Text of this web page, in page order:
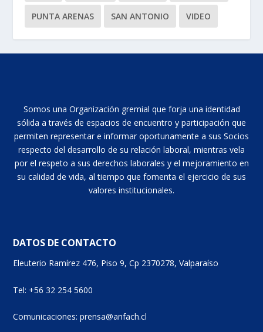
PUNTA ARENAS SAN ANTONIO VIDEO
Somos una Organización gremial que forja una identidad
sólida a través de espacios de encuentro y participación que
permiten representar e informar oportunamente a sus Socios
respecto del desarrollo de su relación laboral, mientras vela
por el respeto a sus derechos laborales y el mejoramiento en
su calidad de vida, al tiempo que fomenta el ejercicio de sus
valores institucionales.
DATOS DE CONTACTO
Eleuterio Ramírez 476, Piso 9, Cp 2370278, Valparaíso
Tel: +56 32 254 5600
Comunicaciones: prensa@anfach.cl